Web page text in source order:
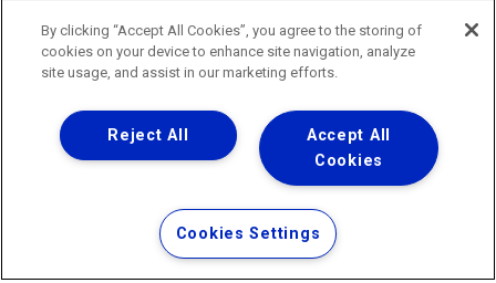
do Estado do Rio de Janeiro
0800 024 9040 · (21) 2332-6457 (WhatsApp) ·
ouvidoria@agenersa.rj.gov.br/ouvidoria.agenersa@gmail.com
·http://www.agenersa.rj.gov.br
Uma empresa
Copyright ® 2026 - Todos os Direitos Reservados.
Termos Gerais de Uso de Sites e Aplicativos
Política de Privacidade e Proteção de Dados
By clicking “Accept All Cookies”, you agree to the storing of
cookies on your device to enhance site navigation, analyze
site usage, and assist in our marketing efforts.
Accept All
Cookies
Reject All
Cookies Settings